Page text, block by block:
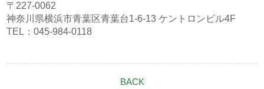
〒227-0062
神奈川県横浜市青葉区青葉台1-6-13 ケントロンビル4F
TEL：045-984-0118
BACK